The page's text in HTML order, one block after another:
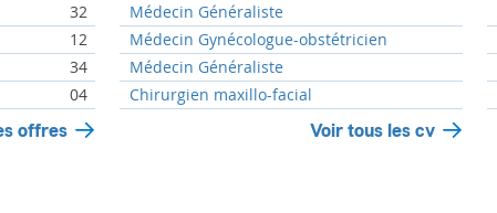
32
12
34
04
offres
Médecin Généraliste
Médecin Gynécologue-obstétricien
Médecin Généraliste
Chirurgien maxillo-facial
Voir tous les cv